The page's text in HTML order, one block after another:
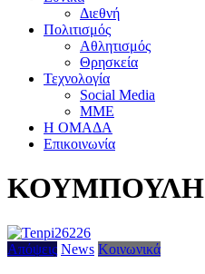
Διεθνή
Πολιτισμός
Αθλητισμός
Θρησκεία
Τεχνολογία
Social Media
ΜΜΕ
Η ΟΜΑΔΑ
Επικοινωνία
ΚΟΥΜΠΟΥΛΗ
Απόψεις News Κοινωνικά